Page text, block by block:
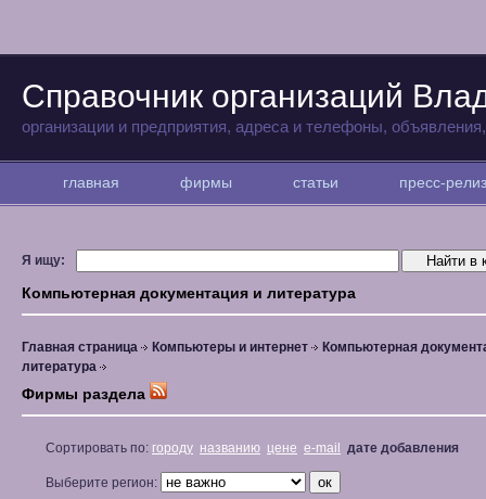
Справочник организаций
организации и предприятия, адреса и телефоны,
главная фирмы статьи пресс-
Я ищу:
Компьютерная документация и литература
Главная страница Компьютеры и интернет
Компьютерная
литература
Фирмы раздела
Сортировать по: городу названию цене e-mail дате добавления
Выберите регион: